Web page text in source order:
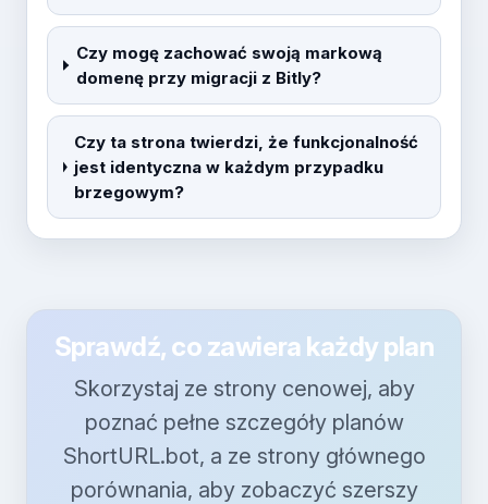
Czy mogę zachować swoją markową
domenę przy migracji z Bitly?
Czy ta strona twierdzi, że funkcjonalność
jest identyczna w każdym przypadku
brzegowym?
Sprawdź, co zawiera każdy plan
Skorzystaj ze strony cenowej, aby
poznać pełne szczegóły planów
ShortURL.bot, a ze strony głównego
porównania, aby zobaczyć szerszy